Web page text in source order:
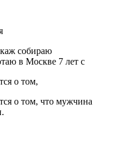
собираю
в Москве 7 лет с
о том,
о том, что мужчина